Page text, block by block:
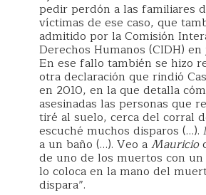
pedir perdón a las familiares
víctimas de ese caso, que
admitido por la Comisión
Derechos Humanos (CIDH)
En ese fallo también se hizo
otra declaración que rindió
en 2010, en la que detalla
asesinadas las personas que
tiré al suelo, cerca del corral
escuché muchos disparos
a un baño (…). Veo aMauricio
de uno de los muertos con
lo coloca en la mano del
dispara”.